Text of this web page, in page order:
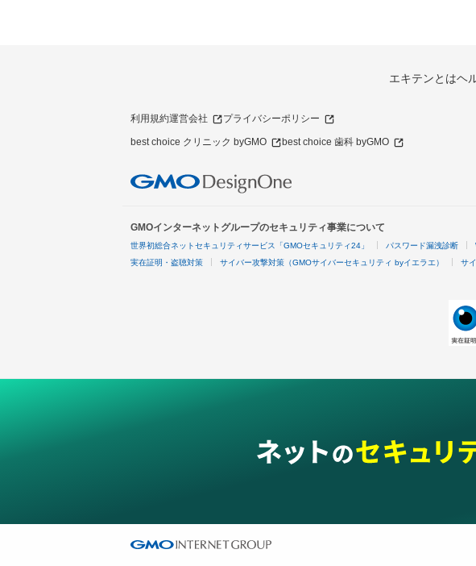
エキテンとはヘ
利用規約運営会社 プライバシーポリシー
best choice クリニック byGMO best choice 歯科 byGMO
GMOインターネットグループのセキュリティ事業について
世界初総合ネットセキュリティサービス「GMOセキュリティ24」 パスワード漏洩診断
実在証明・盗聴対策 サイバー攻撃対策（GMOサイバーセキュリティ byイエラエ） サ